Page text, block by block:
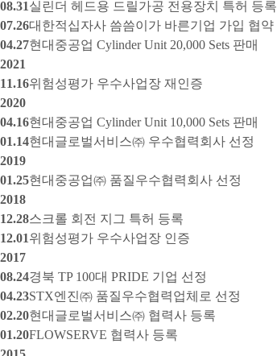
08.31실린더 헤드용 드릴가공 전용장치 특허 등록
07.26대한적십자사 씀씀이가 바른기업 가입 협약
04.27현대중공업 Cylinder Unit 20,000 Sets 판매
2021
11.16위험성평가 우수사업장 재인증
2020
04.16현대중공업 Cylinder Unit 10,000 Sets 판매
01.14현대글로벌서비스㈜ 우수협력회사 선정
2019
01.25현대중공업㈜ 품질우수협력회사 선정
2018
12.28스크롤 회전 지그 특허 등록
12.01위험성평가 우수사업장 인증
2017
08.24경북 TP 100대 PRIDE 기업 선정
04.23STX엔진㈜ 품질우수협력업체로 선정
02.20현대글로벌서비스㈜ 협력사 등록
01.20FLOWSERVE 협력사 등록